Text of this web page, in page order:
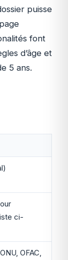
puisse
font
d’âge et
5 ans.
ci-
OFAC,